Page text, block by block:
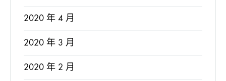
2020 年 4 月
2020 年 3 月
2020 年 2 月